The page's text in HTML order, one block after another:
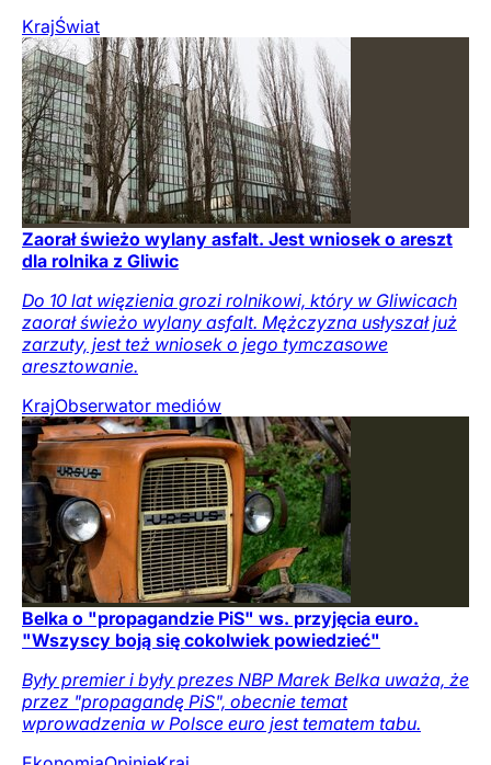
KrajŚwiat
Zaorał świeżo wylany asfalt. Jest wniosek o areszt
dla rolnika z Gliwic
Do 10 lat więzienia grozi rolnikowi, który w Gliwicach
zaorał świeżo wylany asfalt. Mężczyzna usłyszał już
zarzuty, jest też wniosek o jego tymczasowe
aresztowanie.
KrajObserwator mediów
Belka o "propagandzie PiS" ws. przyjęcia euro.
"Wszyscy boją się cokolwiek powiedzieć"
Były premier i były prezes NBP Marek Belka uważa, że
przez "propagandę PiS", obecnie temat
wprowadzenia w Polsce euro jest tematem tabu.